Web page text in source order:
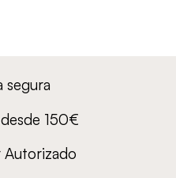
segura
150€